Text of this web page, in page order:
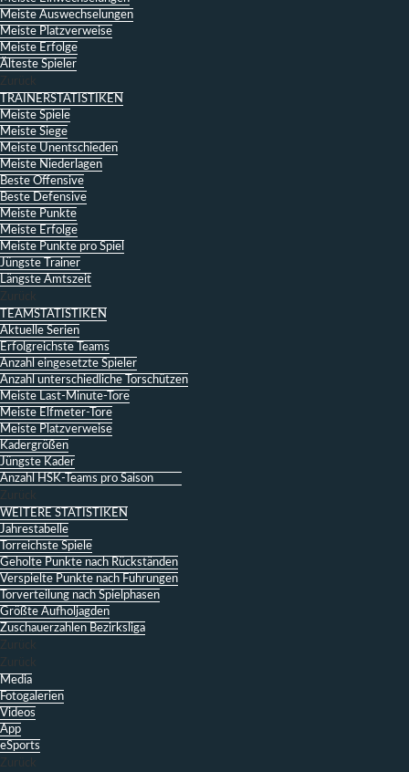
Meiste Auswechselungen
Meiste Platzverweise
Meiste Erfolge
Älteste Spieler
Zurück
TRAINERSTATISTIKEN
Meiste Spiele
Meiste Siege
Meiste Unentschieden
Meiste Niederlagen
Beste Offensive
Beste Defensive
Meiste Punkte
Meiste Erfolge
Meiste Punkte pro Spiel
Jüngste Trainer
Längste Amtszeit
Zurück
TEAMSTATISTIKEN
Aktuelle Serien
Erfolgreichste Teams
Anzahl eingesetzte Spieler
Anzahl unterschiedliche Torschützen
Meiste Last-Minute-Tore
Meiste Elfmeter-Tore
Meiste Platzverweise
Kadergrößen
Jüngste Kader
Anzahl HSK-Teams pro Saison
Zurück
WEITERE STATISTIKEN
Jahrestabelle
Torreichste Spiele
Geholte Punkte nach Rückständen
Verspielte Punkte nach Führungen
Torverteilung nach Spielphasen
Größte Aufholjagden
Zuschauerzahlen Bezirksliga
Zurück
Zurück
Media
Fotogalerien
Videos
App
eSports
Zurück